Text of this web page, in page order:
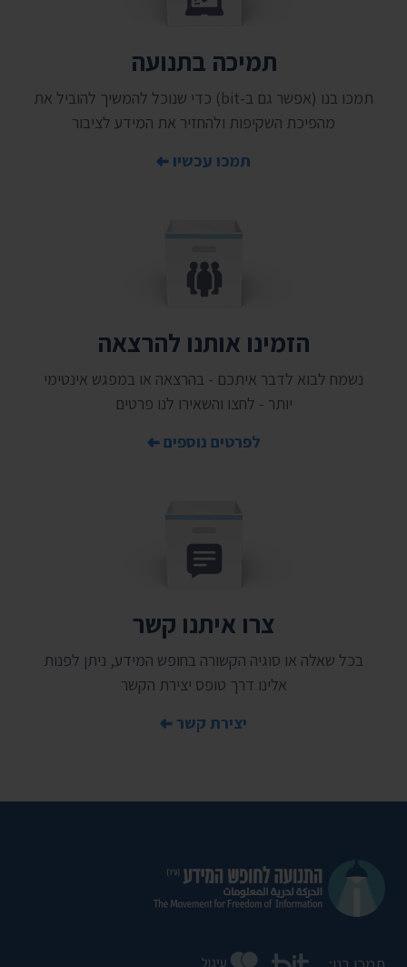
תמיכה בתנועה
תמכו בנו (אפשר גם ב-bit) כדי שנוכל להמשיך להוביל את
מהפיכת השקיפות ולהחזיר את המידע לציבור
תמכו עכשיו
הזמינו אותנו להרצאה
נשמח לבוא לדבר איתכם - בהרצאה או במפגש אינטימי
יותר - לחצו והשאירו לנו פרטים
לפרטים נוספים
צרו איתנו קשר
בכל שאלה או סוגיה הקשורה בחופש המידע, ניתן לפנות
אלינו דרך טופס יצירת הקשר
יצירת קשר